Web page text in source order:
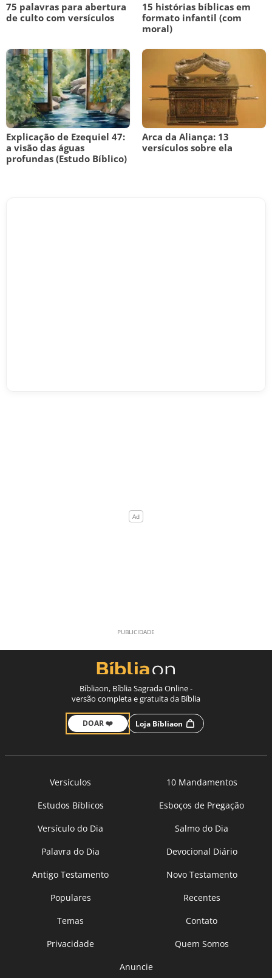
75 palavras para abertura
de culto com versículos
15 histórias bíblicas em
formato infantil (com
moral)
Explicação de Ezequiel 47:
a visão das águas
profundas (Estudo Bíblico)
Arca da Aliança: 13
versículos sobre ela
Bíbliaon, Bíblia Sagrada Online -
versão completa e gratuita da Bíblia
DOAR ❤️ Loja Bíbliaon
Versículos
10 Mandamentos
Estudos Bíblicos
Esboços de Pregação
Versículo do Dia
Salmo do Dia
Palavra do Dia
Devocional Diário
Antigo Testamento
Novo Testamento
Populares
Recentes
Temas
Contato
Privacidade
Quem Somos
Anuncie